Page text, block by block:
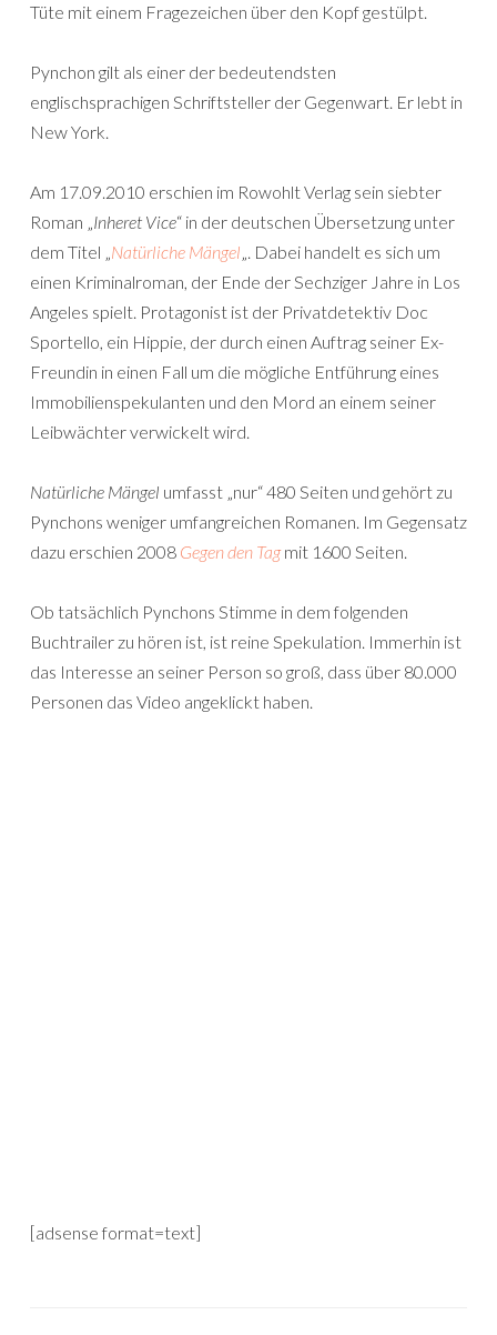
Tüte mit einem Fragezeichen über den Kopf gestülpt.
Pynchon gilt als einer der bedeutendsten
englischsprachigen Schriftsteller der Gegenwart. Er lebt in
New York.
Am 17.09.2010 erschien im Rowohlt Verlag sein siebter
Roman „Inheret Vice“ in der deutschen Übersetzung unter
dem Titel „Natürliche Mängel„. Dabei handelt es sich um
einen Kriminalroman, der Ende der Sechziger Jahre in Los
Angeles spielt. Protagonist ist der Privatdetektiv Doc
Sportello, ein Hippie, der durch einen Auftrag seiner Ex-
Freundin in einen Fall um die mögliche Entführung eines
Immobilienspekulanten und den Mord an einem seiner
Leibwächter verwickelt wird.
Natürliche Mängel umfasst „nur“ 480 Seiten und gehört zu
Pynchons weniger umfangreichen Romanen. Im Gegensatz
dazu erschien 2008 Gegen den Tagmit 1600 Seiten.
Ob tatsächlich Pynchons Stimme in dem folgenden
Buchtrailer zu hören ist, ist reine Spekulation. Immerhin ist
das Interesse an seiner Person so groß, dass über 80.000
Personen das Video angeklickt haben.
[adsense format=text]